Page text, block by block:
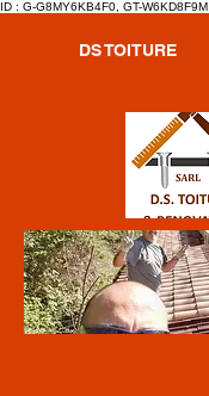
ID : G-G8MY6KB4F0, GT-W6KD8F9M
DS TOITURE